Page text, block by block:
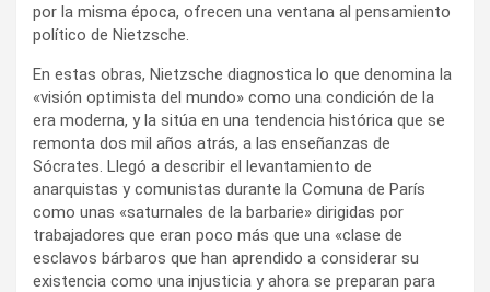
por la misma época, ofrecen una ventana al pensamiento
político de Nietzsche.
En estas obras, Nietzsche diagnostica lo que denomina la
«visión optimista del mundo» como una condición de la
era moderna, y la sitúa en una tendencia histórica que se
remonta dos mil años atrás, a las enseñanzas de
Sócrates. Llegó a describir el levantamiento de
anarquistas y comunistas durante la Comuna de París
como unas «saturnales de la barbarie» dirigidas por
trabajadores que eran poco más que una «clase de
esclavos bárbaros que han aprendido a considerar su
existencia como una injusticia y ahora se preparan para